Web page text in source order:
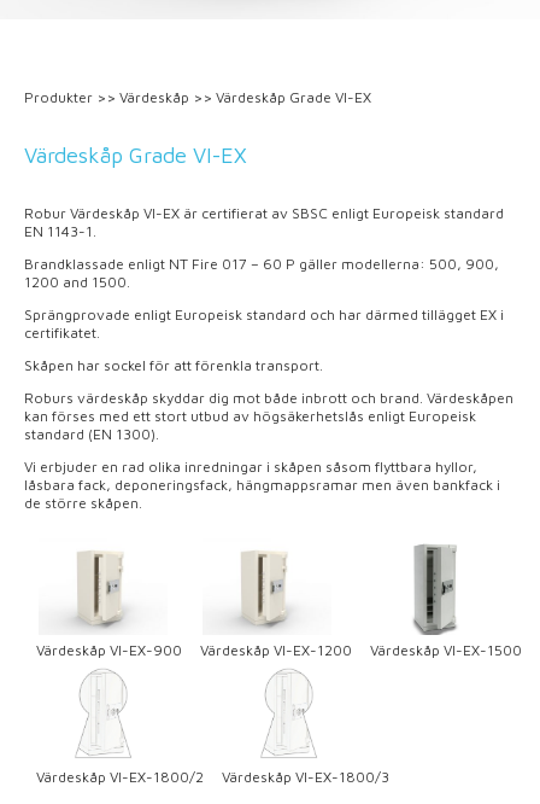
Produkter >> Värdeskåp >> Värdeskåp Grade VI-EX
Värdeskåp Grade VI-EX
Robur Värdeskåp VI-EX är certifierat av SBSC enligt Europeisk standard
EN 1143-1.
Brandklassade enligt NT Fire 017 – 60 P gäller modellerna: 500, 900,
1200 and 1500.
Sprängprovade enligt Europeisk standard och har därmed tillägget EX i
certifikatet.
Skåpen har sockel för att förenkla transport.
Roburs värdeskåp skyddar dig mot både inbrott och brand. Värdeskåpen
kan förses med ett stort utbud av högsäkerhetslås enligt Europeisk
standard (EN 1300).
Vi erbjuder en rad olika inredningar i skåpen såsom flyttbara hyllor,
låsbara fack, deponeringsfack, hängmappsramar men även bankfack i
de större skåpen.
Värdeskåp VI-EX-900 Värdeskåp VI-EX-1200 Värdeskåp VI-EX-1500
Värdeskåp VI-EX-1800/2 Värdeskåp VI-EX-1800/3